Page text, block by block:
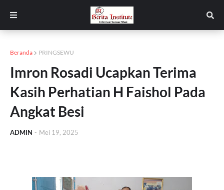
Beranda PRINGSEWU
Imron Rosadi Ucapkan Terima
Kasih Perhatian H Faishol Pada
Angkat Besi
ADMIN - Mei 19, 2025